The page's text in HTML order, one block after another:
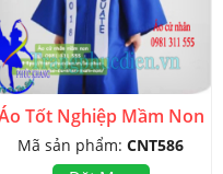
Tốt Nghiệp Mầm Non
Mã sản phẩm: CNT586